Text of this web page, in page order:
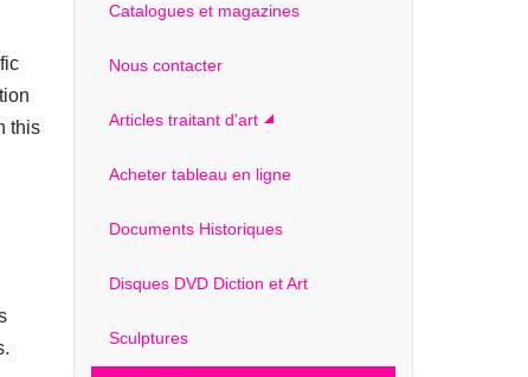
this
Catalogues et magazines
Nous contacter
Articles traitant d'art
Acheter tableau en ligne
Documents Historiques
Disques DVD Diction et Art
Sculptures